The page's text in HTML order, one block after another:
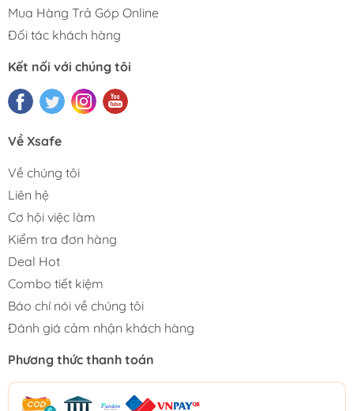
Mua Hàng Trả Góp Online
Đối tác khách hàng
Kết nối với chúng tôi
Về Xsafe
Về chúng tôi
Liên hệ
Cơ hội việc làm
Kiểm tra đơn hàng
Deal Hot
Combo tiết kiệm
Báo chí nói về chúng tôi
Đánh giá cảm nhận khách hàng
Phương thức thanh toán